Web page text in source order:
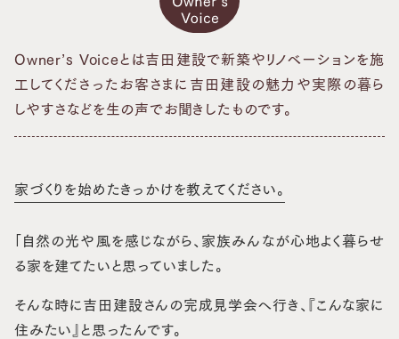
Owner’s Voiceとは吉田建設で新築やリノベーションを施
工してくださったお客さまに 吉田建設の魅力や実際の暮ら
しやすさなどを生の声でお聞きしたものです。
家づくりを始めたきっかけを教えてください。
「自然の光や風を感じながら、家族みんなが心地よく暮らせ
る家を建てたいと思っていました。
そんな時に吉田建設さんの完成見学会へ行き、『こんな家に
住みたい』と思ったんです。